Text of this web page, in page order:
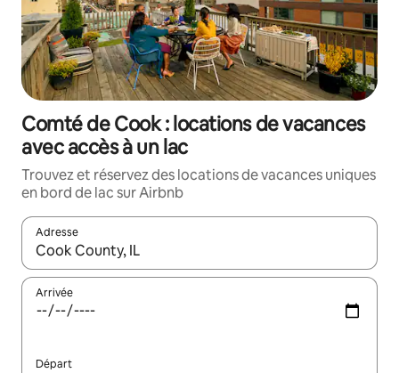
Comté de Cook : locations de vacances
avec accès à un lac
Trouvez et réservez des locations de vacances uniques
en bord de lac sur Airbnb
Adresse
Lorsque les résultats s'affichent, utilisez les flèches vers le
Arrivée
Départ